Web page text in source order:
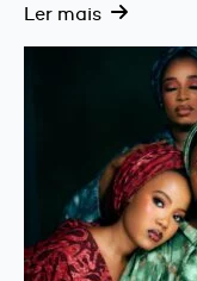
Ler mais